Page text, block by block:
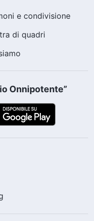
e condivisione
di quadri
Onnipotente”